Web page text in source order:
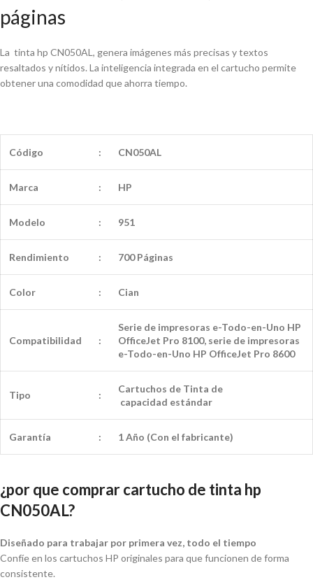
páginas
La tinta hp CN050AL, genera imágenes más precisas y textos
resaltados y nítidos. La inteligencia integrada en el cartucho permite
obtener una comodidad que ahorra tiempo.
Código : CN050AL
Marca : HP
Modelo : 951
Rendimiento : 700 Páginas
Color : Cian
Compatibilidad :
Serie de impresoras e-Todo-en-Uno HP
OfficeJet Pro 8100, serie de impresoras
e-Todo-en-Uno HP OfficeJet Pro 8600
Tipo :
Cartuchos de Tinta de
capacidad estándar
Garantía : 1 Año (Con el fabricante)
¿por que comprar cartucho de tinta hp
CN050AL?
Diseñado para trabajar por primera vez, todo el tiempo
Confíe en los cartuchos HP originales para que funcionen de forma
consistente.